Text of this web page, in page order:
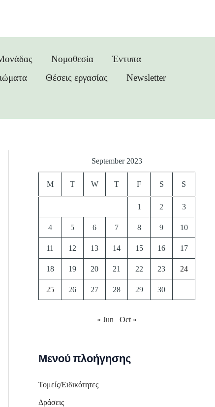
Νομοθεσία
Έντυπα
Θέσεις εργασίας
Newsletter
September 2023
M T W T F S S
1 2 3
4 5 6 7 8 9 10
11 12 13 14 15 16 17
18 19 20 21 22 23 24
25 26 27 28 29 30
« Jun Oct »
Μενού πλοήγησης
Τομείς/Ειδικότητες
Δράσεις